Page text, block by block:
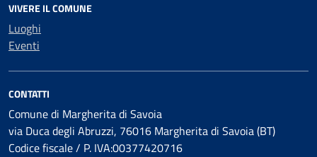
VIVERE IL COMUNE
Luoghi
Eventi
CONTATTI
Comune di Margherita di Savoia
via Duca degli Abruzzi, 76016 Margherita di Savoia (BT)
Codice fiscale / P. IVA:00377420716